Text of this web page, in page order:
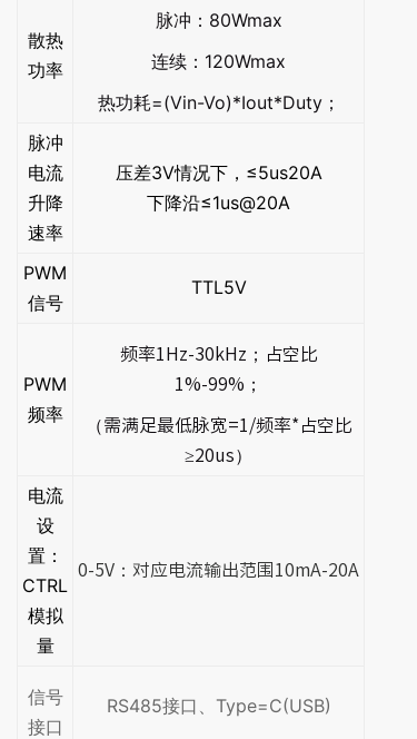
散热
功率
脉冲：80Wmax
连续：120Wmax
热功耗=(Vin-Vo)*Iout*Duty；
脉冲
电流
升降
速率
压差3V情况下，≤5us20A
下降沿≤1us@20A
PWM
信号
TTL5V
PWM
频率
频率1Hz-30kHz；占空比
1%-99%；
（需满足最低脉宽=1/频率*占空比
≥20us）
电流
设
置：
CTRL
模拟
量
0-5V：对应电流输出范围10mA-20A
信号
接口
RS485接口、Type=C(USB)